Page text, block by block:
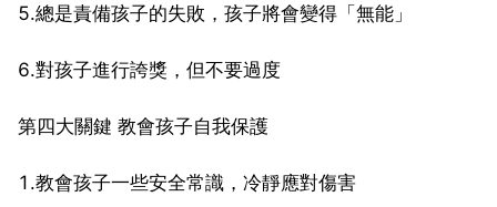
5.總是責備孩子的失敗，孩子將會變得「無能」
6.對孩子進行誇獎，但不要過度
第四大關鍵 教會孩子自我保護
1.教會孩子一些安全常識，冷靜應對傷害